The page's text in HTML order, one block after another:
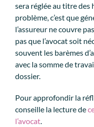
sera réglée au titre des
problème, c’est que
l’assureur ne couvre
pas que l’avocat soit
souvent les barèmes
avec la somme de
dossier.
Pour approfondir la
conseille la lecture de
l’avocat